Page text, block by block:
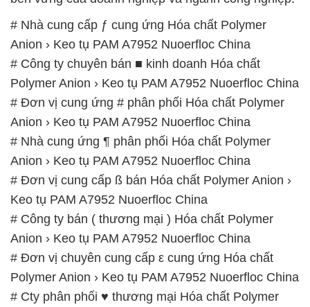
# Nhà cung cấp ƒ cung ứng Hóa chất Polymer
Anion › Keo tụ PAM A7952 Nuoerfloc China
# Công ty chuyên bán ■ kinh doanh Hóa chất
Polymer Anion › Keo tụ PAM A7952 Nuoerfloc China
# Đơn vị cung ứng # phân phối Hóa chất Polymer
Anion › Keo tụ PAM A7952 Nuoerfloc China
# Nhà cung ứng ¶ phân phối Hóa chất Polymer
Anion › Keo tụ PAM A7952 Nuoerfloc China
# Đơn vị cung cấp ß bán Hóa chất Polymer Anion ›
Keo tụ PAM A7952 Nuoerfloc China
# Công ty bán ( thương mại ) Hóa chất Polymer
Anion › Keo tụ PAM A7952 Nuoerfloc China
# Đơn vị chuyên cung cấp ε cung ứng Hóa chất
Polymer Anion › Keo tụ PAM A7952 Nuoerfloc China
# Cty phân phối ♥ thương mại Hóa chất Polymer